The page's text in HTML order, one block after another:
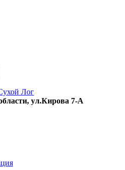
Лог
ул.Кирова 7-А